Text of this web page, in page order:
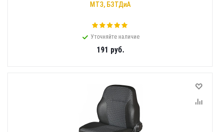
МТЗ, БЗТДиА
Уточняйте наличие
191 руб.